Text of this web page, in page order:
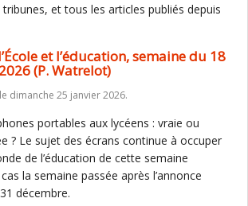
et tous les articles publiés depuis
et l’éducation, semaine du 18
(P. Watrelot)
le dimanche 25 janvier 2026.
portables aux lycéens : vraie ou
? Le sujet des écrans continue à occuper
de l’éducation de cette semaine
la semaine passée après l’annonce
décembre.